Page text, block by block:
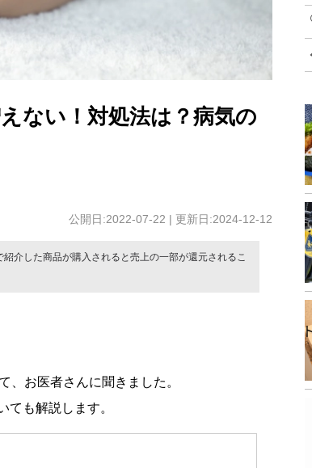
ない！対処法は？病気の
公開日:2022-07-22 | 更新日:2024-12-12
介した商品が購入されると売上の一部が還元されるこ
、お医者さんに聞きました。
も解説します。